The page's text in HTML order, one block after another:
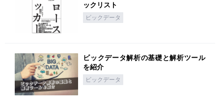
ックリスト
ビックデータ
ビックデータ解析の基礎と解析ツール
を紹介
ビックデータ